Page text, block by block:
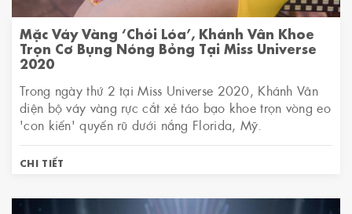
Mặc Váy Vàng ‘chói Lóa’, Khánh Vân Khoe
Trọn Cơ Bụng Nóng Bỏng Tại Miss Universe
2020
Trong ngày thứ 2 tại Miss Universe 2020, Khánh Vân
diện bộ váy vàng rực cắt xẻ táo bạo khoe trọn vòng eo
'con kiến' quyến rũ dưới nắng Florida, Mỹ.
CHI TIẾT